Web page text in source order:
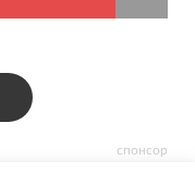
спонсор